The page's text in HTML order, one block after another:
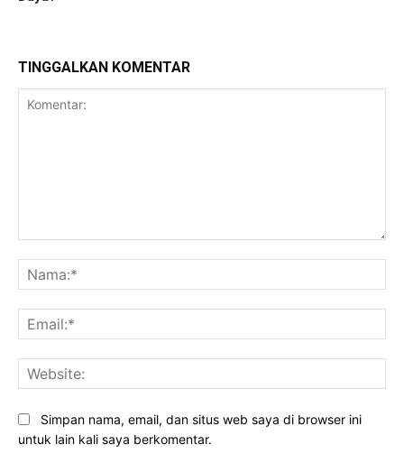
TINGGALKAN KOMENTAR
Simpan nama, email, dan situs web saya di browser ini
untuk lain kali saya berkomentar.